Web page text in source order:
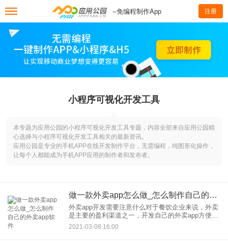
--免编程制作App 注册
小程序可视化开发工具
本专题为应用公园的小程序可视化开发工具专题，内容全部来自应用公园精
心选择与小程序可视化开发工具相关的最新资讯。
应用公园是专业的手机APP在线开发制作平台，无需编程，纯图形化操作，
让每个人都能成为手机APP应用的制作者和发布者。
做一款外卖app怎么做_怎么制作自己的外卖app软件
外卖app开发需要注意什么对于餐饮企业来说，外卖
是主要的盈利渠道之一，开发自己的外卖app方便用
户点外卖也是合理的。那么外卖app开发需要注意什
么呢？外卖app开发之前主要需要做好3件事情：用
2021-03-08 16:00